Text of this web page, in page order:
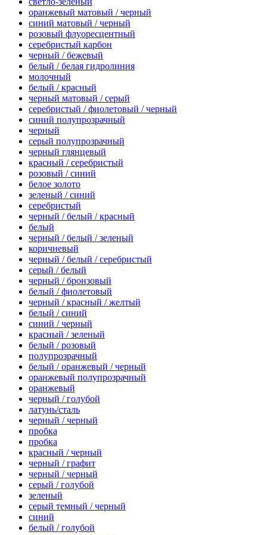
оранжевый матовый / черный
синий матовый / черный
розовый флуоресцентный
серебристый карбон
черный / бежевый
белый / белая гидролиния
молочный
белый / красный
черный матовый / серый
серебристый / фиолетовый / черный
синий полупрозрачный
черный
серый полупрозрачный
черный глянцевый
красный / серебристый
розовый / синий
белое золото
зеленый / синий
серебристый
черный / белый / красный
белый
черный / белый / зеленый
коричневый
черный / белый / серебристый
серый / белый
черный / бронзовый
белый / фиолетовый
черный / красный / желтый
белый / синий
синий / черный
красный / зеленый
белый / розовый
полупрозрачный
белый / оранжевый / черный
оранжевый полупрозрачный
оранжевый
черный / голубой
латунь/сталь
черный / черный
пробка
пробка
красный / черный
черный / графит
черный / черный
серый / голубой
зеленый
серый темный / черный
синий
белый / голубой